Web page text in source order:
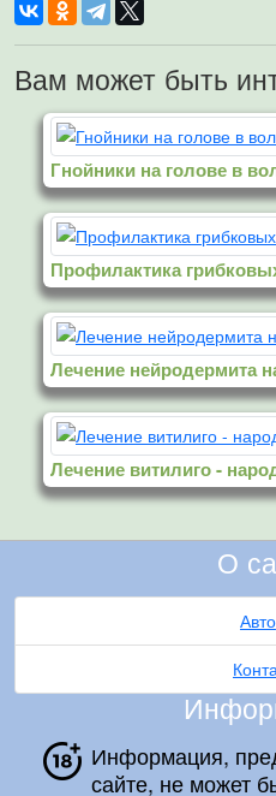
Вам может быть
Гнойники на голове в
Профилактика
Лечение нейродермита
Лечение витилиго -
О
Информация,
сайте, не может